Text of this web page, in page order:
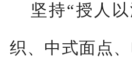
坚持“授人
织、中式面点